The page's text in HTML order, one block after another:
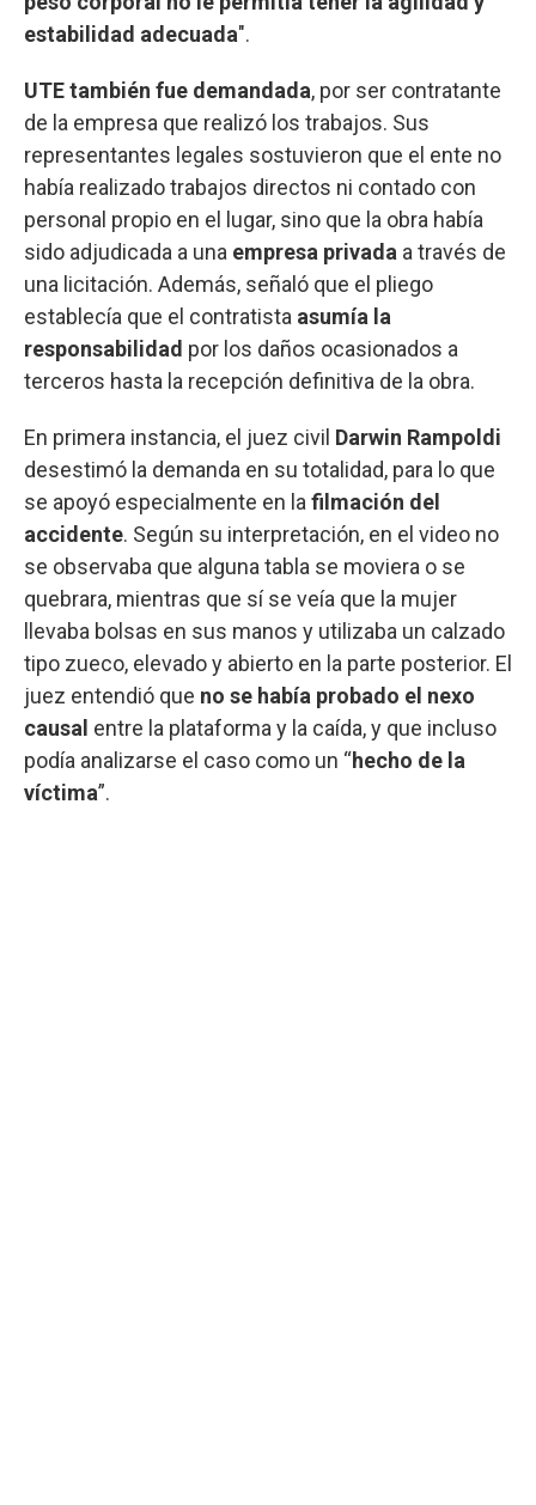
estabilidad adecuada".
UTE también fue demandada, por ser contratante
de la empresa que realizó los trabajos. Sus
representantes legales sostuvieron que el ente no
había realizado trabajos directos ni contado con
personal propio en el lugar, sino que la obra había
sido adjudicada a una empresa privada a través de
una licitación. Además, señaló que el pliego
establecía que el contratista asumía la
responsabilidad por los daños ocasionados a
terceros hasta la recepción definitiva de la obra.
En primera instancia, el juez civil Darwin Rampoldi
desestimó la demanda en su totalidad, para lo que
se apoyó especialmente en la filmación del
accidente. Según su interpretación, en el video no
se observaba que alguna tabla se moviera o se
quebrara, mientras que sí se veía que la mujer
llevaba bolsas en sus manos y utilizaba un calzado
tipo zueco, elevado y abierto en la parte posterior. El
juez entendió que no se había probado el nexo
causal entre la plataforma y la caída, y que incluso
podía analizarse el caso como un “hecho de la
víctima”.